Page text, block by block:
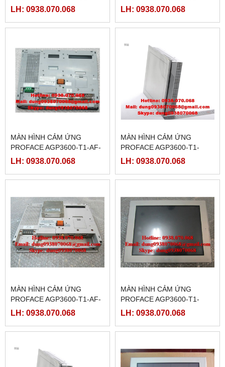
D24-CA1M,(
LH: 0938.070.068
D24-CA1M,(
LH: 0938.070.068
MÀN HÌNH CẢM ỨNG
PROFACE AGP3600-T1-AF-
CA1M, ( PFXGP3600TAACA
LH: 0938.070.068
MÀN HÌNH CẢM ỨNG
PROFACE AGP3600-T1-
D24-FN1M,(
LH: 0938.070.068
MÀN HÌNH CẢM ỨNG
PROFACE AGP3600-T1-AF-
FN1M,( PFXGP3600TAAFN )
LH: 0938.070.068
MÀN HÌNH CẢM ỨNG
PROFACE AGP3600-T1-
D24-D81C,(
LH: 0938.070.068